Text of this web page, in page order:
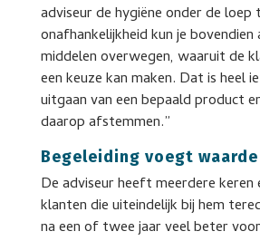
adviseur de hygiëne onder de loep
onafhankelijkheid kun je
middelen overwegen, waaruit de
een keuze kan maken. Dat is heel
uitgaan van een bepaald product
daarop afstemmen.”
Begeleiding voegt
De adviseur heeft meerdere keren
klanten die uiteindelijk bij hem
na een of twee jaar veel beter